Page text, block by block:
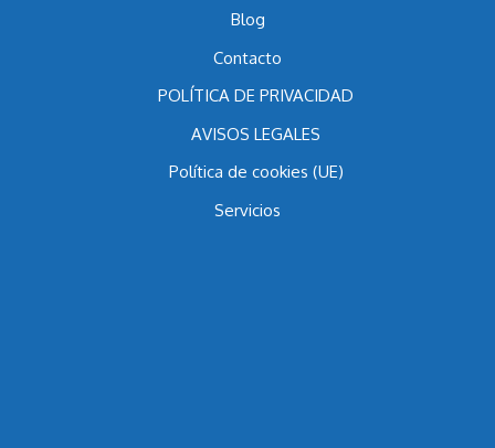
Blog
Contacto
POLÍTICA DE PRIVACIDAD
AVISOS LEGALES
Política de cookies (UE)
Servicios